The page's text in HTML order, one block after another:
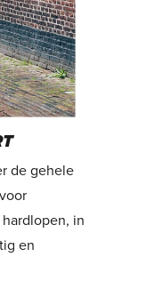
de gehele
in
en